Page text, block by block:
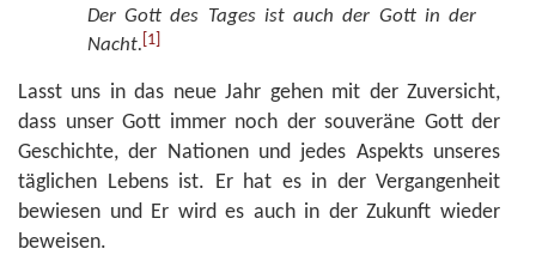
Der Gott des Tages ist auch der Gott in der
Nacht. [1]
Lasst uns in das neue Jahr gehen mit der Zuversicht,
dass unser Gott immer noch der souveräne Gott der
Geschichte, der Nationen und jedes Aspekts unseres
täglichen Lebens ist. Er hat es in der Vergangenheit
bewiesen und Er wird es auch in der Zukunft wieder
beweisen.